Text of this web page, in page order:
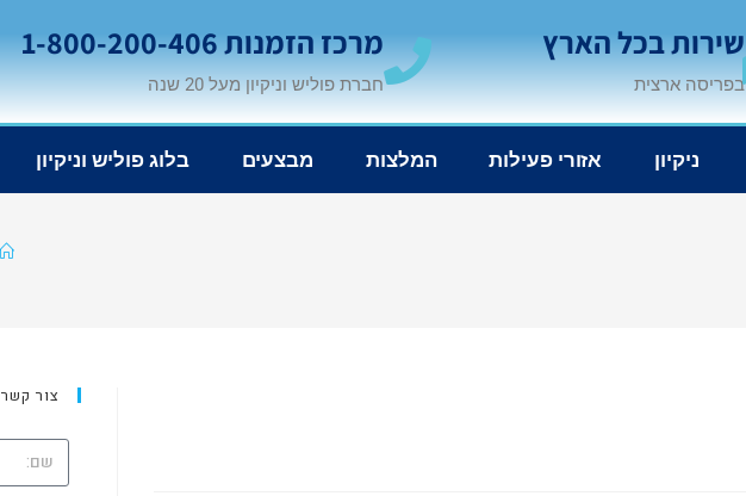
שירות בכל הארץ
בפריסה ארצית
מרכז הזמנות 1-800-200-406
חברת פוליש וניקיון מעל 20 שנה
ניקיון אזורי פעילות המלצות מבצעים בלוג פוליש וניקיון
צור קשר